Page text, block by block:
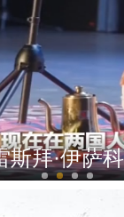
斯拜·伊萨